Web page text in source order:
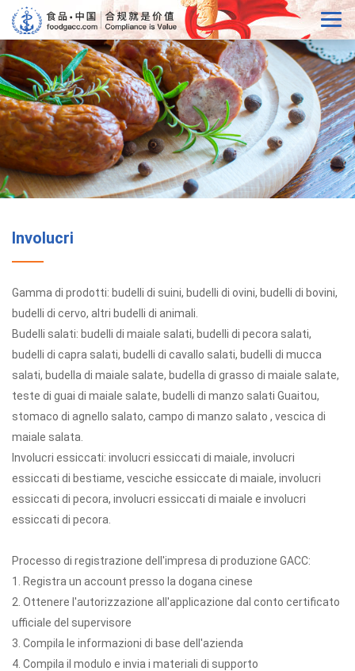
Involucri
Gamma di prodotti: budelli di suini, budelli di ovini, budelli di bovini,
budelli di cervo, altri budelli di animali.
Budelli salati: budelli di maiale salati, budelli di pecora salati,
budelli di capra salati, budelli di cavallo salati, budelli di mucca
salati, budella di maiale salate, budella di grasso di maiale salate,
teste di guai di maiale salate, budelli di manzo salati Guaitou,
stomaco di agnello salato, campo di manzo salato , vescica di
maiale salata.
Involucri essiccati: involucri essiccati di maiale, involucri
essiccati di bestiame, vesciche essiccate di maiale, involucri
essiccati di pecora, involucri essiccati di maiale e involucri
essiccati di pecora.
Processo di registrazione dell'impresa di produzione GACC:
1. Registra un account presso la dogana cinese
2. Ottenere l'autorizzazione all'applicazione dal conto certificato
ufficiale del supervisore
3. Compila le informazioni di base dell'azienda
4. Compila il modulo e invia i materiali di supporto